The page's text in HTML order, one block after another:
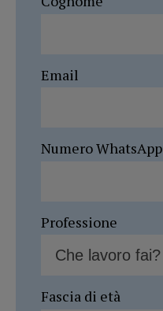
Email
Numero WhatsApp
Professione
Fascia di età